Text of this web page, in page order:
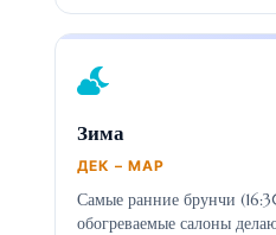
Зима
ДЕК – МАР
Самые ранние брунчи
обогреваемые салоны